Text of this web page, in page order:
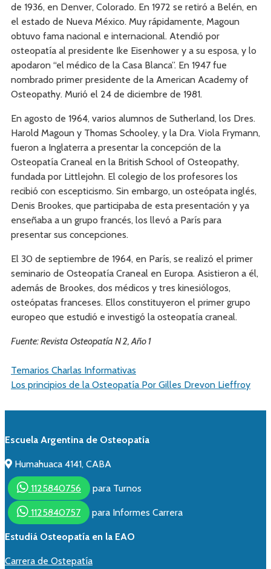
de 1936, en Denver, Colorado. En 1972 se retiró a Belén, en
el estado de Nueva México. Muy rápidamente, Magoun
obtuvo fama nacional e internacional. Atendió por
osteopatía al presidente Ike Eisenhower y a su esposa, y lo
apodaron “el médico de la Casa Blanca”. En 1947 fue
nombrado primer presidente de la American Academy of
Osteopathy. Murió el 24 de diciembre de 1981.
En agosto de 1964, varios alumnos de Sutherland, los Dres.
Harold Magoun y Thomas Schooley, y la Dra. Viola Frymann,
fueron a Inglaterra a presentar la concepción de la
Osteopatía Craneal en la British School of Osteopathy,
fundada por Littlejohn. El colegio de los profesores los
recibió con escepticismo. Sin embargo, un osteópata inglés,
Denis Brookes, que participaba de esta presentación y ya
enseñaba a un grupo francés, los llevó a París para
presentar sus concepciones.
El 30 de septiembre de 1964, en París, se realizó el primer
seminario de Osteopatía Craneal en Europa. Asistieron a él,
además de Brookes, dos médicos y tres kinesiólogos,
osteópatas franceses. Ellos constituyeron el primer grupo
europeo que estudió e investigó la osteopatía craneal.
Fuente: Revista Osteopatía N 2, Año 1
Temarios Charlas Informativas
Los principios de la Osteopatía Por Gilles Drevon Lieffroy
Escuela Argentina de Osteopatía
Humahuaca 4141, CABA
1125840756 para Turnos
1125840757 para Informes Carrera
Estudiá Osteopatía en la EAO
Carrera de Ostepatía